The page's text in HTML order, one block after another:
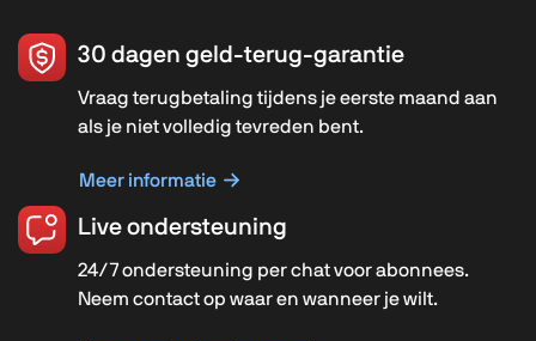
30 dagen geld-terug-garantie
Vraag terugbetaling tijdens je eerste maand aan
als je niet volledig tevreden bent.
Meer informatie
Live ondersteuning
24/7 ondersteuning per chat voor abonnees.
Neem contact op waar en wanneer je wilt.